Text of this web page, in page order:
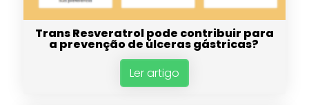
Trans Resveratrol pode contribuir para
a prevenção de úlceras gástricas?
Ler artigo